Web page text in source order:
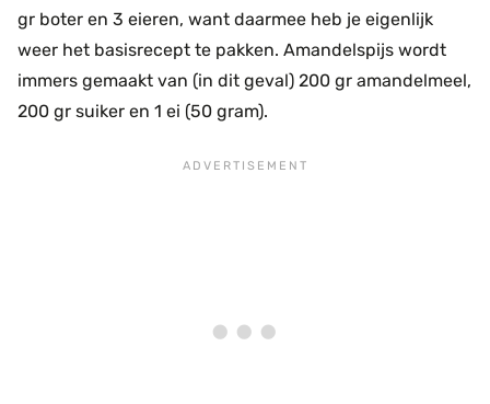
gr boter en 3 eieren, want daarmee heb je eigenlijk
weer het basisrecept te pakken. Amandelspijs wordt
immers gemaakt van (in dit geval) 200 gr amandelmeel,
200 gr suiker en 1 ei (50 gram).